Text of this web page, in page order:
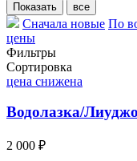
Сначала новые По
цены
Фильтры
Сортировка
цена снижена
Водолазка/
2 000 ₽